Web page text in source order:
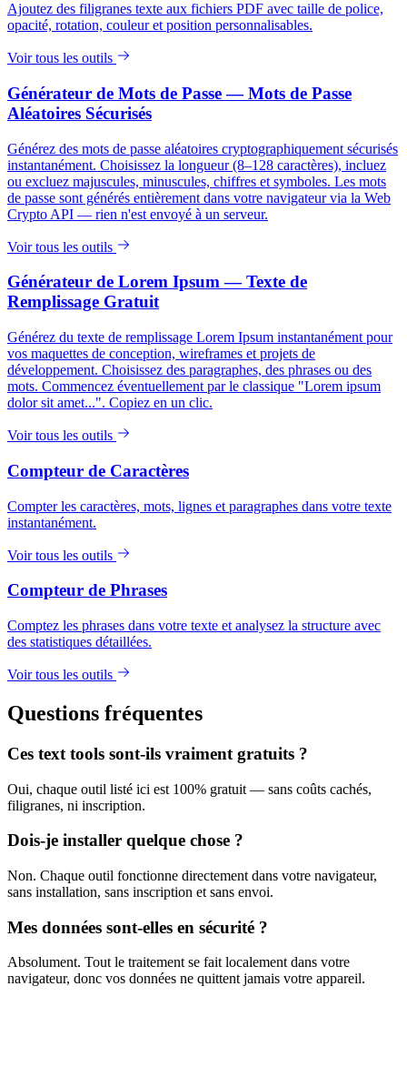
Ajoutez des filigranes texte aux fichiers PDF avec taille de police,
opacité, rotation, couleur et position personnalisables.
Voir tous les outils
Générateur de Mots de Passe — Mots de Passe
Aléatoires Sécurisés
Générez des mots de passe aléatoires cryptographiquement sécurisés
instantanément. Choisissez la longueur (8–128 caractères), incluez
ou excluez majuscules, minuscules, chiffres et symboles. Les mots
de passe sont générés entièrement dans votre navigateur via la Web
Crypto API — rien n'est envoyé à un serveur.
Voir tous les outils
Générateur de Lorem Ipsum — Texte de
Remplissage Gratuit
Générez du texte de remplissage Lorem Ipsum instantanément pour
vos maquettes de conception, wireframes et projets de
développement. Choisissez des paragraphes, des phrases ou des
mots. Commencez éventuellement par le classique "Lorem ipsum
dolor sit amet...". Copiez en un clic.
Voir tous les outils
Compteur de Caractères
Compter les caractères, mots, lignes et paragraphes dans votre texte
instantanément.
Voir tous les outils
Compteur de Phrases
Comptez les phrases dans votre texte et analysez la structure avec
des statistiques détaillées.
Voir tous les outils
Questions fréquentes
Ces text tools sont-ils vraiment gratuits ?
Oui, chaque outil listé ici est 100% gratuit — sans coûts cachés,
filigranes, ni inscription.
Dois-je installer quelque chose ?
Non. Chaque outil fonctionne directement dans votre navigateur,
sans installation, sans inscription et sans envoi.
Mes données sont-elles en sécurité ?
Absolument. Tout le traitement se fait localement dans votre
navigateur, donc vos données ne quittent jamais votre appareil.